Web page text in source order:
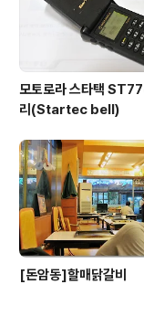
모토로라 스타택
리(Startec bell)
[돈암동]할매닭갈비